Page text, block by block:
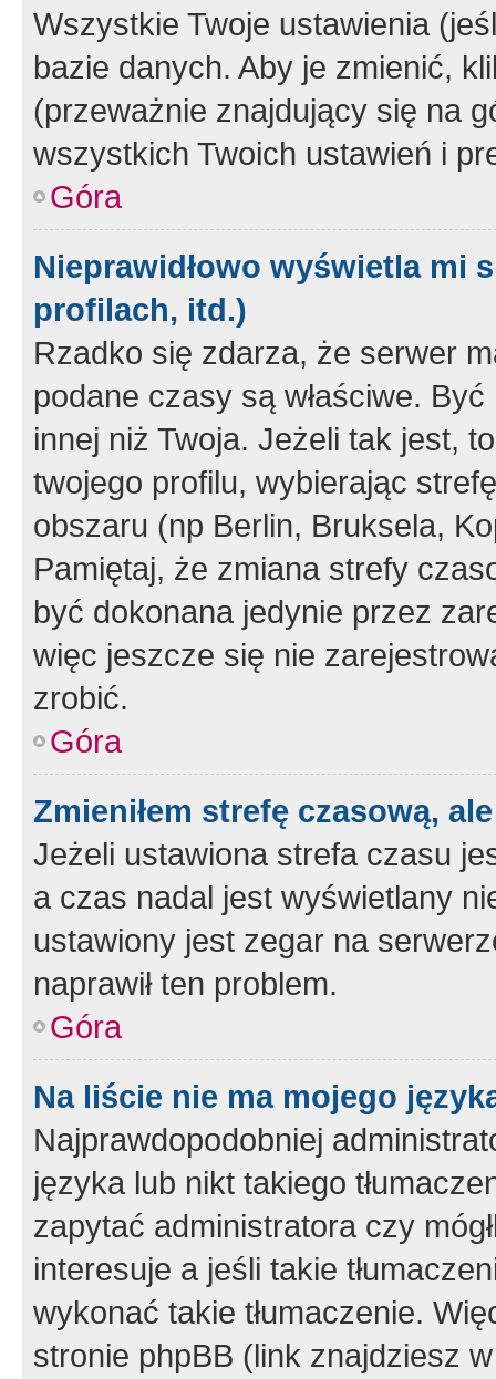
Wszystkie Twoje ustawienia
bazie danych. Aby je zmienić,
(przeważnie znajdujący się na
wszystkich Twoich ustawień i
Góra
Nieprawidłowo wyświetla mi
profilach, itd.)
Rzadko się zdarza, że serwer
podane czasy są właściwe.
innej niż Twoja. Jeżeli tak jest,
twojego profilu, wybierając
obszaru (np Berlin, Bruksela,
Pamiętaj, że zmiana strefy
być dokonana jedynie przez
więc jeszcze się nie
zrobić.
Góra
Zmieniłem strefę czasową,
Jeżeli ustawiona strefa czasu
a czas nadal jest wyświetlany
ustawiony jest zegar na
naprawił ten problem.
Góra
Na liście nie ma mojego
Najprawdopodobniej
języka lub nikt takiego
zapytać administratora czy
interesuje a jeśli takie
wykonać takie tłumaczenie.
stronie phpBB (link znajdziesz